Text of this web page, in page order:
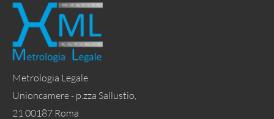
Metrologia Legale
Unioncamere - p.zza Sallustio,
21 00187 Roma